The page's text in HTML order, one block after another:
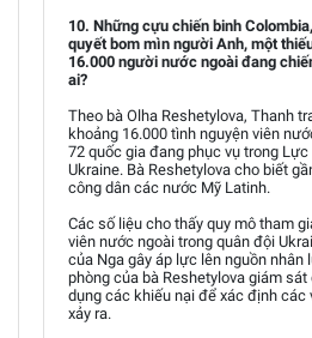
10. Những cựu chiến binh
quyết bom mìn người Anh, một
16.000 người nước ngoài đang
ai?
Theo bà Olha Reshetylova, Thanh
khoảng 16.000 tình nguyện viên
72 quốc gia đang phục vụ trong
Ukraine. Bà Reshetylova cho biết
công dân các nước Mỹ Latinh.
Các số liệu cho thấy quy mô tham
viên nước ngoài trong quân đội
của Nga gây áp lực lên nguồn nhân
phòng của bà Reshetylova giám
dụng các khiếu nại để xác định các
xảy ra.